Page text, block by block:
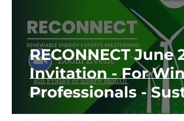
RECONNECT June
Invitation - For
Professionals -
Career Growth